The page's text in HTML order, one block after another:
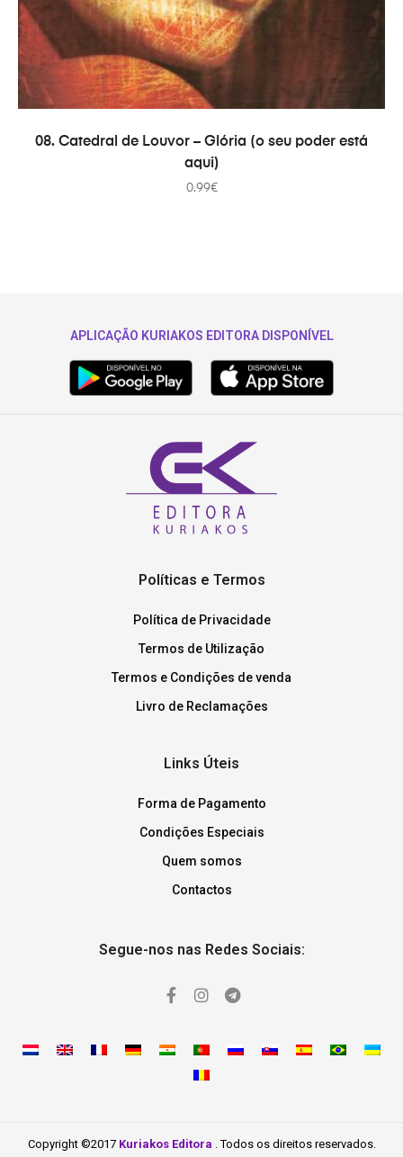
ADICIONAR
08. Catedral de Louvor – Glória (o seu poder está
aqui)
0.99€
APLICAÇÃO KURIAKOS EDITORA DISPONÍVEL
Políticas e Termos
Política de Privacidade
Termos de Utilização
Termos e Condições de venda
Livro de Reclamações
Links Úteis
Forma de Pagamento
Condições Especiais
Quem somos
Contactos
Segue-nos nas Redes Sociais:
Copyright ©2017 Kuriakos Editora . Todos os direitos reservados.